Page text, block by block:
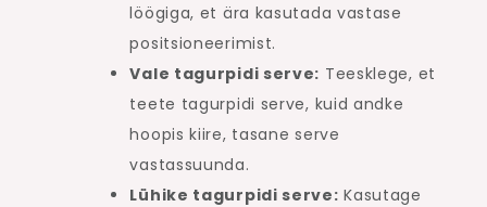
löögiga, et ära kasutada vastase
positsioneerimist.
Vale tagurpidi serve: Teesklege, et
teete tagurpidi serve, kuid andke
hoopis kiire, tasane serve
vastassuunda.
Lühike tagurpidi serve: Kasutage